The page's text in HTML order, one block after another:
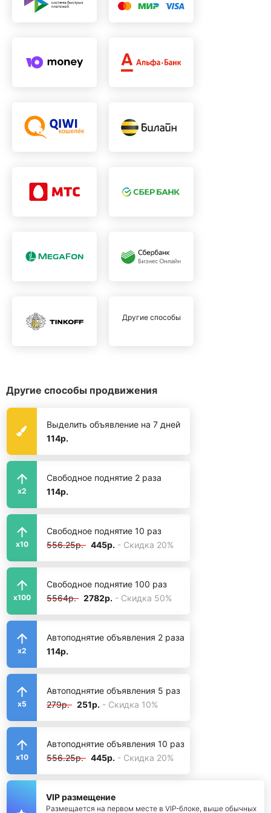
Другие способы
Другие способы продвижения
Выделить объявление на 7 дней
114р.
x2
Свободное поднятие 2 раза
114р.
x10
Свободное поднятие 10 раз
556.25р. 445р. - Скидка 20%
x100
Свободное поднятие 100 раз
5564р. 2782р. - Скидка 50%
x2
Автоподнятие объявления 2 раза
114р.
x5
Автоподнятие объявления 5 раз
279р. 251р. - Скидка 10%
x10
Автоподнятие объявления 10 раз
556.25р. 445р. - Скидка 20%
VIP размещение
Размещается на первом месте в VIP-блоке, выше обычных